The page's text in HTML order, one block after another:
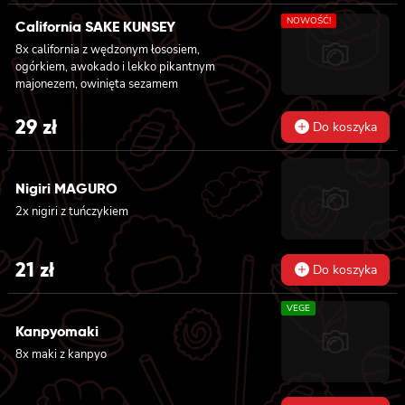
California SAKE KUNSEY
8x california z wędzonym łososiem,
ogórkiem, awokado i lekko pikantnym
majonezem, owinięta sezamem
NOWOŚĆ!
29zł Do koszyka
Nigiri MAGURO
2x nigiri z tuńczykiem
21zł Do koszyka
Kanpyomaki
8x maki z kanpyo
VEGE